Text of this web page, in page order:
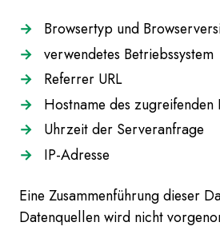
Browsertyp und
verwendetes Betriebssystem
Referrer URL
Hostname des zugreifenden
Uhrzeit der Serveranfrage
IP-Adresse
Eine Zusammenführung dieser
Datenquellen wird nicht